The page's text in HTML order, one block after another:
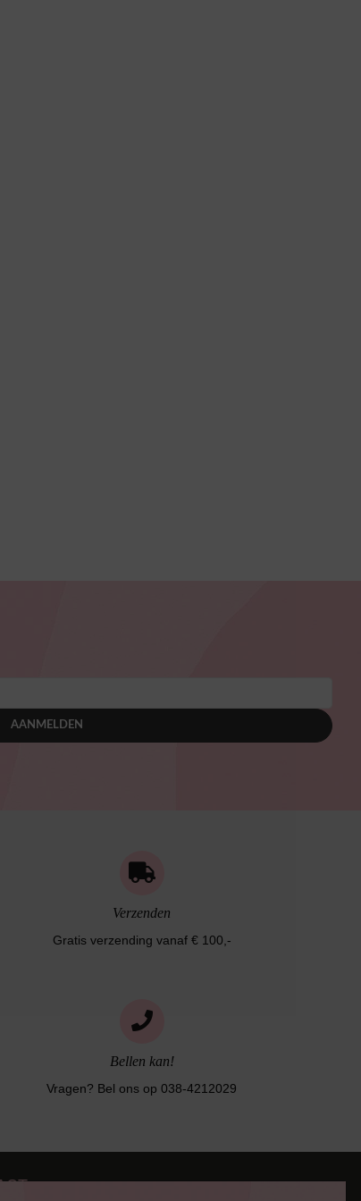
AANMELDEN
Verzenden
Gratis verzending vanaf € 100,-
Bellen kan!
Vragen? Bel ons op 038-4212029